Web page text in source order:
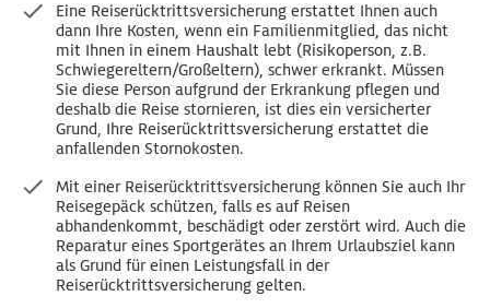
Eine Reiserücktrittsversicherung erstattet Ihnen auch
dann Ihre Kosten, wenn ein Familienmitglied, das nicht
mit Ihnen in einem Haushalt lebt (Risikoperson, z.B.
Schwiegereltern/Großeltern), schwer erkrankt. Müssen
Sie diese Person aufgrund der Erkrankung pflegen und
deshalb die Reise stornieren, ist dies ein versicherter
Grund, Ihre Reiserücktrittsversicherung erstattet die
anfallenden Stornokosten.
Mit einer Reiserücktrittsversicherung können Sie auch Ihr
Reisegepäck schützen, falls es auf Reisen
abhandenkommt, beschädigt oder zerstört wird. Auch die
Reparatur eines Sportgerätes an Ihrem Urlaubsziel kann
als Grund für einen Leistungsfall in der
Reiserücktrittsversicherung gelten.